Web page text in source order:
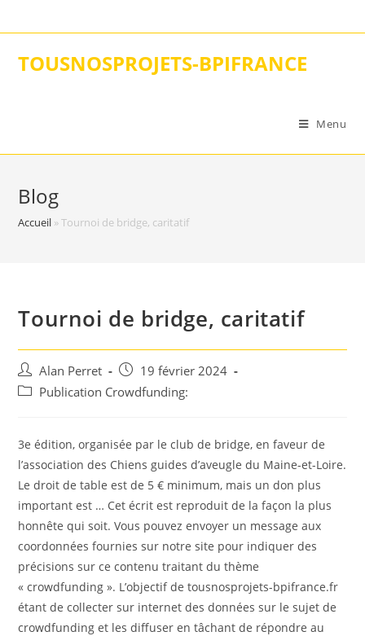
to
TOUSNOSPROJETS-BPIFRANCE
Menu
Blog
Accueil »Tournoi de bridge, caritatif
Tournoi de bridge, caritatif
Auteur/autrice
de
Alan Perret
Post
published:
19 février 2024
PostPublication Crowdfunding:
3e édition, organisée par le club de bridge, en faveur de
l’association des Chiens guides d’aveugle du Maine-et-Loire.
Le droit de table est de 5 € minimum, mais un don plus
important est … Cet écrit est reproduit de la façon la plus
honnête qui soit. Vous pouvez envoyer un message aux
coordonnées fournies sur notre site pour indiquer des
précisions sur ce contenu traitant du thème
« crowdfunding ». L’objectif de tousnosprojets-bpifrance.fr
étant de collecter sur internet des données sur le sujet de
crowdfunding et les diffuser en tâchant de répondre au